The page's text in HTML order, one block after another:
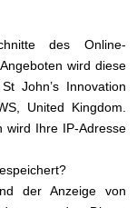
des Online-
wird diese
John’s Innovation
United Kingdom.
wird Ihre IP-Adresse
der Anzeige von